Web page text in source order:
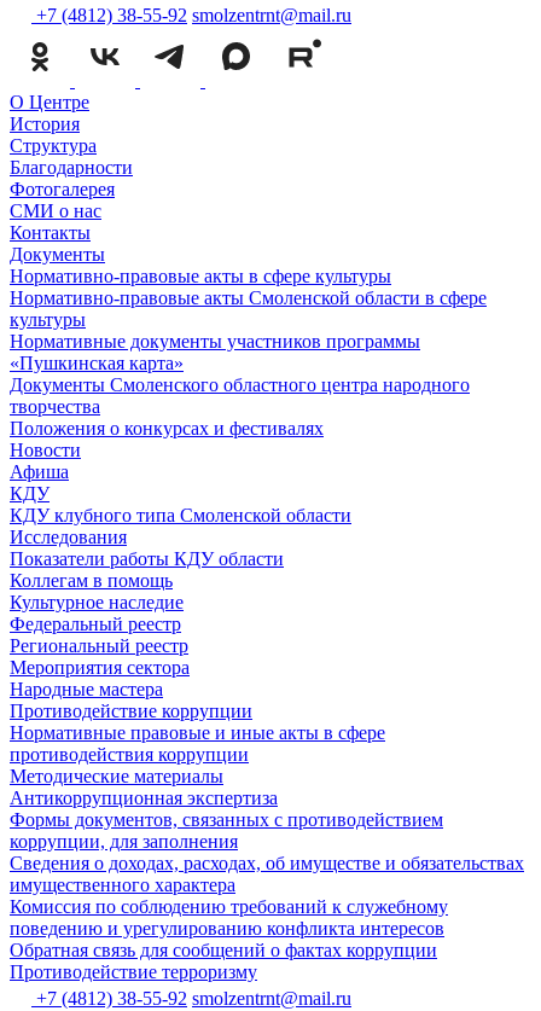
+7 (4812) 38-55-92 smolzentrnt@mail.ru
О Центре
История
Структура
Благодарности
Фотогалерея
СМИ о нас
Контакты
Документы
Нормативно-правовые акты в сфере культуры
Нормативно-правовые акты Смоленской области в сфере
культуры
Нормативные документы участников программы
«Пушкинская карта»
Документы Смоленского областного центра народного
творчества
Положения о конкурсах и фестивалях
Новости
Афиша
КДУ
КДУ клубного типа Смоленской области
Исследования
Показатели работы КДУ области
Коллегам в помощь
Культурное наследие
Федеральный реестр
Региональный реестр
Мероприятия сектора
Народные мастера
Противодействие коррупции
Нормативные правовые и иные акты в сфере
противодействия коррупции
Методические материалы
Антикоррупционная экспертиза
Формы документов, связанных с противодействием
коррупции, для заполнения
Сведения о доходах, расходах, об имуществе и обязательствах
имущественного характера
Комиссия по соблюдению требований к служебному
поведению и урегулированию конфликта интересов
Обратная связь для сообщений о фактах коррупции
Противодействие терроризму
+7 (4812) 38-55-92 smolzentrnt@mail.ru